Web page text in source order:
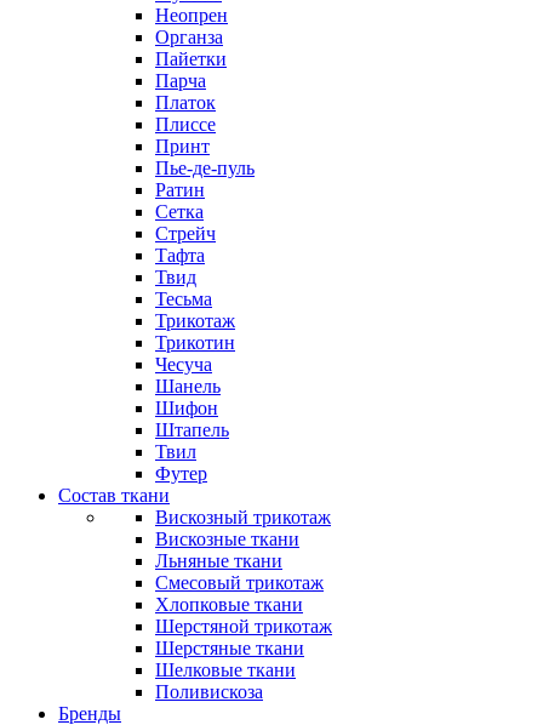
Неопрен
Органза
Пайетки
Парча
Платок
Плиссе
Принт
Пье-де-пуль
Ратин
Сетка
Стрейч
Тафта
Твид
Тесьма
Трикотаж
Трикотин
Чесуча
Шанель
Шифон
Штапель
Твил
Футер
Состав ткани
Вискозный трикотаж
Вискозные ткани
Льняные ткани
Смесовый трикотаж
Хлопковые ткани
Шерстяной трикотаж
Шерстяные ткани
Шелковые ткани
Поливискоза
Бренды